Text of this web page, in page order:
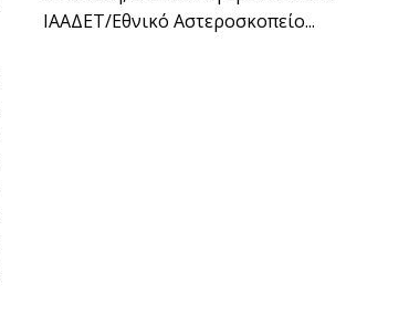
ΙΑΑΔΕΤ/Εθνικό Αστεροσκοπείο...